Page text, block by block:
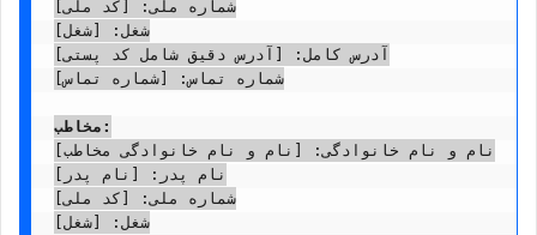
شماره ملی: [کد ملی]
شغل: [شغل]
آدرس کامل: [آدرس دقیق شامل کد پستی]
شماره تماس: [شماره تماس]
مخاطب:
نام و نام خانوادگی: [نام و نام خانوادگی مخاطب]
نام پدر: [نام پدر]
شماره ملی: [کد ملی]
شغل: [شغل]